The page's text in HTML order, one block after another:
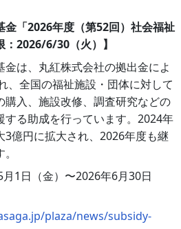
金「2026年度（第52回）社会福祉
2026/6/30（火）】
は、丸紅株式会社の拠出金によ
、全国の福祉施設・団体に対して
購入、施設改修、調査研究などの
する助成を行っています。2024年
3億円に拡大され、2026年度も継
1日（金）〜2026年6月30日
plaza/news/subsidy-